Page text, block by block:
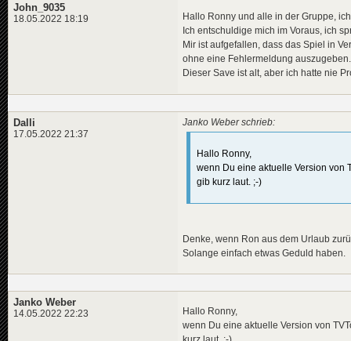
John_9035
18.05.2022 18:19
Hallo Ronny und alle in der Gruppe,
Ich entschuldige mich im Voraus, ich
Mir ist aufgefallen, dass das Spiel in
ohne eine Fehlermeldung
Dieser Save ist alt, aber ich hatte nie
Dalli
17.05.2022 21:37
Janko Weber schrieb:
Hallo Ronny,
wenn Du eine aktuelle Version von
gib kurz laut. ;-)
Denke, wenn Ron aus dem Urlaub
Solange einfach etwas Geduld haben.
Janko Weber
14.05.2022 22:23
Hallo Ronny,
wenn Du eine aktuelle Version von